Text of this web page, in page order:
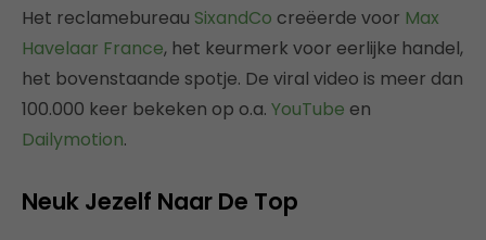
Het reclamebureau SixandCo creëerde voor Max
Havelaar France, het keurmerk voor eerlijke handel,
het bovenstaande spotje. De viral video is meer dan
100.000 keer bekeken op o.a. YouTube en
Dailymotion.
Neuk Jezelf Naar De Top